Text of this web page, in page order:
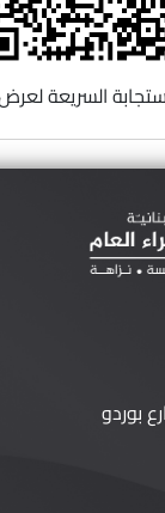
السريعة
بوردو